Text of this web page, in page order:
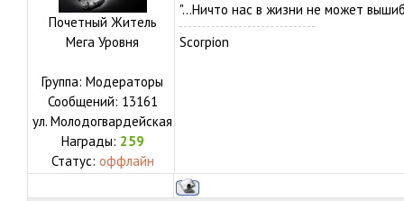
Почетный Житель
Мега Уровня
Группа: Модераторы
Сообщений: 13161
ул. Молодогвардейская
Награды: 259
Статус: оффлайн
"...Ничто нас в жизни не может
Scorpion